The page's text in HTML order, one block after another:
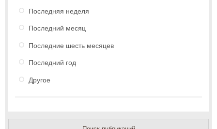
Последняя неделя
Последний месяц
Последние шесть месяцев
Последний год
Другое